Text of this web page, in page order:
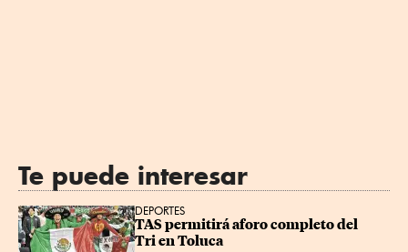
Te puede interesar
DEPORTES
TAS permitirá aforo completo del
Tri en Toluca